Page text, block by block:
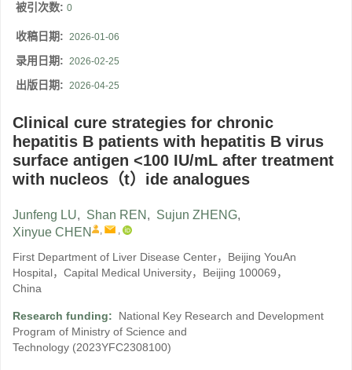
被引次数: 0
收稿日期: 2026-01-06
录用日期: 2026-02-25
出版日期: 2026-04-25
Clinical cure strategies for chronic
hepatitis B patients with hepatitis B virus
surface antigen <100 IU/mL after treatment
with nucleos（t）ide analogues
Junfeng LU, Shan REN , Sujun ZHENG,
Xinyue CHEN
, ,
First Department of Liver Disease Center，Beijing YouAn
Hospital，Capital Medical University，Beijing 100069，
China
Research funding:
National Key Research and Development
Program of Ministry of Science and
Technology (2023YFC2308100)